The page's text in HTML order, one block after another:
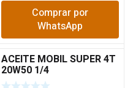
Comprar por
WhatsApp
ACEITE MOBIL SUPER 4T
20W50 1/4